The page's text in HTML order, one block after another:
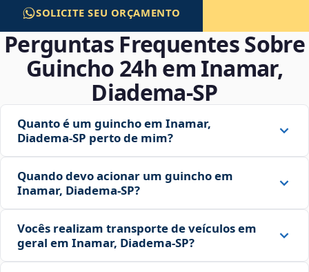
SOLICITE SEU ORÇAMENTO
Perguntas Frequentes Sobre
Guincho 24h em Inamar,
Diadema‑SP
Quanto é um guincho em Inamar,
Diadema‑SP perto de mim?
Quando devo acionar um guincho em
Inamar, Diadema‑SP?
Vocês realizam transporte de veículos em
geral em Inamar, Diadema‑SP?